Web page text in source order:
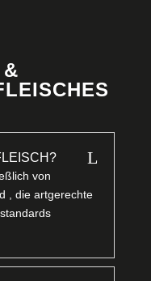
L
von
, die artgerechte